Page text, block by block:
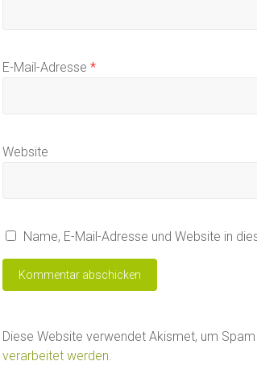
E-Mail-Adresse *
Website
Name, E-Mail-Adresse und Website in
Diese Website verwendet Akismet, um Spam
verarbeitet werden.